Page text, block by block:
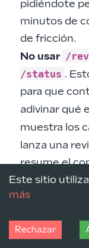
Este sitio
más
Rechazar
pidiéndote
minutos de
de fricción.
No usar /
/status .
para que
adivinar qué
muestra los
lanza una
resume el
importante,
queda de
Los flujos